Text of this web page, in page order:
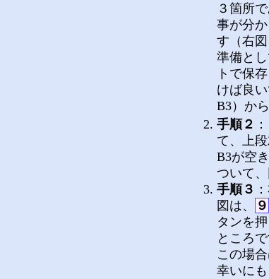
３箇所
事が分か
す（右図
準備と
トで保
けば良
B3）か
手順２
て、上
B3が空
ついて、
手順３
図は、
９
タンを
ところで
この場合
幸いにも